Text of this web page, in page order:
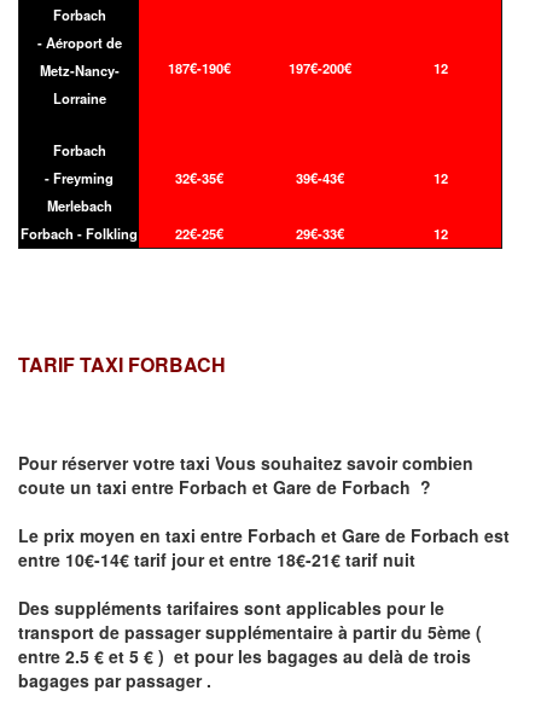
Forbach
- Aéroport de
Metz-Nancy-
Lorraine
187€-190€ 197€-200€ 12
Forbach
- Freyming
Merlebach
32€-35€ 39€-43€ 12
Forbach - Folkling 22€-25€ 29€-33€ 12
TARIF TAXI FORBACH
Pour réserver votre taxi Vous souhaitez savoircombien
coute un taxi entre Forbach et Gare de Forbach ?
Le prix moyen en taxi entre Forbach et Gare de Forbach est
entre 10€-14€ tarif jour et entre 18€-21€ tarif nuit
Des suppléments tarifaires sont applicables pour le
transport de passager supplémentaire à partir du 5ème (
entre 2.5 € et 5 € ) et pour les bagages au delà de trois
bagages par passager .